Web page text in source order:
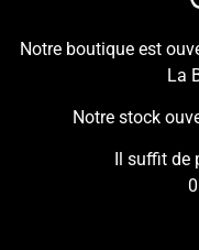
Notre boutique est
La
Notre stock
Il suffit